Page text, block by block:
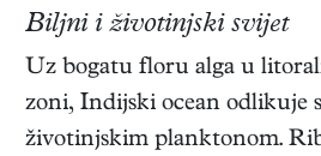
Biljni i životinjski svijet
Uz bogatu floru alga u
zoni, Indijski ocean odlikuje
životinjskim planktonom.